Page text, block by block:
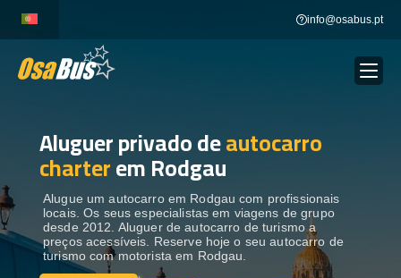
content
info@osabus.pt
ALUGUER DE AUTOCARROS
DESTINOS
FROTA
Aluguer privado deautocarro
charterem Rodgau
Alugue um autocarro em Rodgau com profissionais
locais. Os seus especialistas em viagens de grupo
desde 2012. Aluguer de autocarro de turismo a
preços acessíveis. Reserve hoje o seu autocarro de
turismo com motorista em Rodgau.